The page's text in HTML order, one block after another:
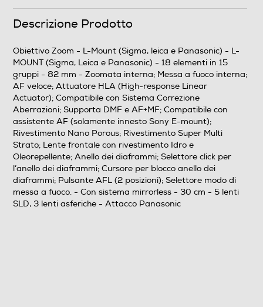
Messa a fuoco minima-m
30
Diametro filtro-mm
82
Schema ottico
18 elementi in 15 gruppi
Altre caratteristiche
Descrizione Prodotto
Obiettivo Zoom - L-Mount (Sigma, leica e Panasonic) - L-
MOUNT (Sigma, Leica e Panasonic) - 18 elementi in 15
gruppi - 82 mm - Zoomata interna; Messa a fuoco interna;
AF veloce; Attuatore HLA (High-response Linear
Actuator); Compatibile con Sistema Correzione
Aberrazioni; Supporta DMF e AF+MF; Compatibile con
assistente AF (solamente innesto Sony E-mount);
Rivestimento Nano Porous; Rivestimento Super Multi
Strato; Lente frontale con rivestimento Idro e
Oleorepellente; Anello dei diaframmi; Selettore click per
l’anello dei diaframmi; Cursore per blocco anello dei
diaframmi; Pulsante AFL (2 posizioni); Selettore modo di
messa a fuoco. - Con sistema mirrorless - 30 cm - 5 lenti
SLD, 3 lenti asferiche - Attacco Panasonic